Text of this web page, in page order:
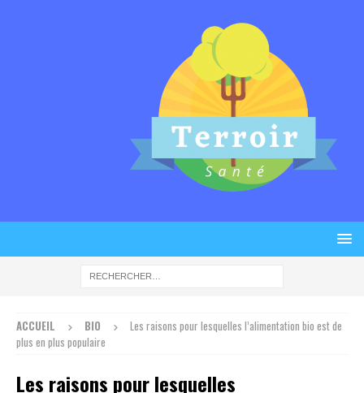
ACCUEIL BIO
Les raisons pour lesquelles l’alimentation bio est de
plus en plus populaire
Les raisons pour lesquelles